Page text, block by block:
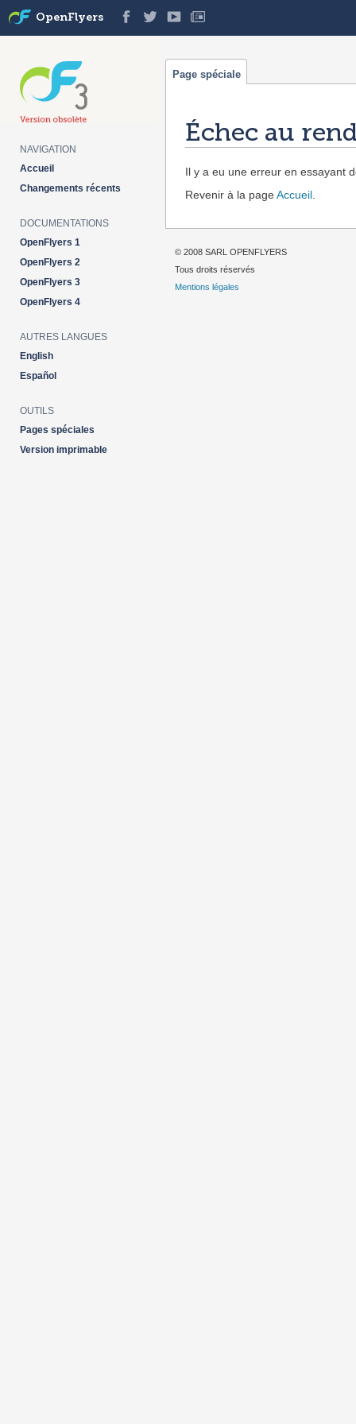
Échec au
Il y a eu une erreur en essayant
Revenir à la pageAccueil
Page spéciale
OpenFlyers
NAVIGATION
Accueil
Changements récents
DOCUMENTATIONS
OpenFlyers 1
OpenFlyers 2
OpenFlyers 3
OpenFlyers 4
AUTRES LANGUES
English
Español
OUTILS
Pages spéciales
Version imprimable
© 2008 SARL OPENFLYERS
Tous droits réservés
Mentions légales